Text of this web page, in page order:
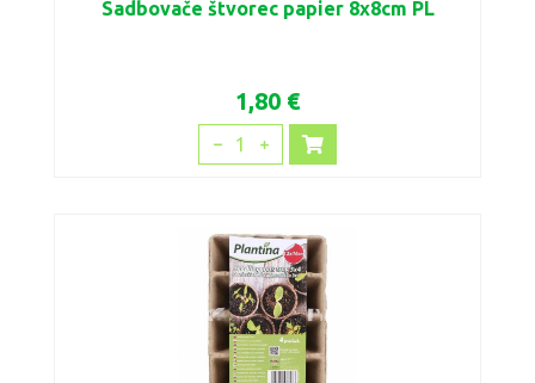
Sadbovače štvorec papier 8x8cm PL
1,80 €
1